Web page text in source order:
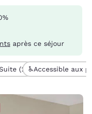
après ce séjour
(2) Accessible aux